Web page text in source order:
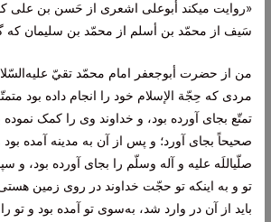
«روايت‌ ميکند أبوعلی اشعری از حَسن‌ بن‌ علی
سَيف‌ از محمّد بن‌ أسلم‌ از محمّد بن‌ سليمان‌ که‌
من‌ از حضرت‌ أبوجعفر امام‌ محمّد تقيّ
مردی که‌ حِجّة‌ الإسلام‌ خود را انجام‌ داده‌ بود
تمتّع‌ بجای آورده‌ بود، و خداوند وی را کمک‌ نموده‌
صحيحاً بجای آورد؛ و پس‌ از آن‌ به‌ مدينه‌ آمده‌
صلّیاللَه‌ عليه‌ و آله‌ وسلّم‌ را بجای آورده‌ بود،
تو و به‌ اينکه‌ تو حجّت‌ خداوند در روی زمين‌
بايد از آن‌ در وارد شد، به‌سوی تو آمده‌ بود و تو